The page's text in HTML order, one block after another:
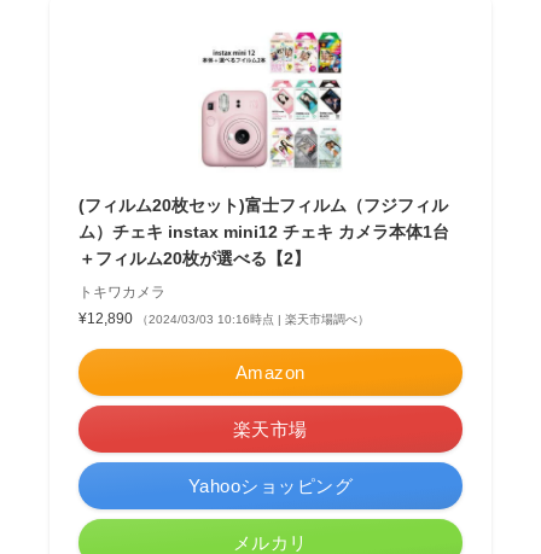
(フィルム20枚セット)富士フィルム（フジフィル
ム）チェキ instax mini12 チェキ カメラ本体1台
＋フィルム20枚が選べる【2】
トキワカメラ
¥12,890
（2024/03/03 10:16時点 | 楽天市場調べ）
Amazon
楽天市場
Yahooショッピング
メルカリ